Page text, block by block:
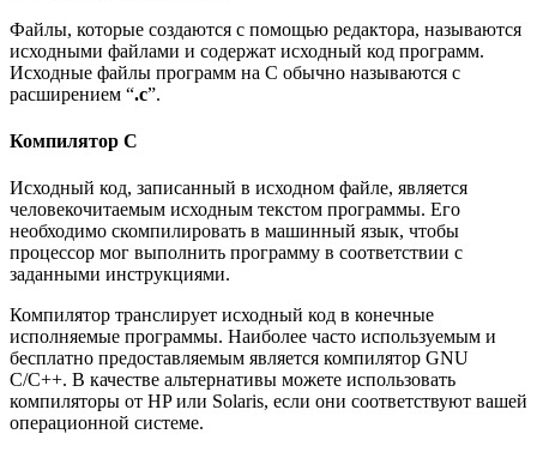
Файлы, которые создаются с помощью редактора, называются
исходными файлами и содержат исходный код программ.
Исходные файлы программ на C обычно называются с
расширением “.c”.
Компилятор C
Исходный код, записанный в исходном файле, является
человекочитаемым исходным текстом программы. Его
необходимо скомпилировать в машинный язык, чтобы
процессор мог выполнить программу в соответствии с
заданными инструкциями.
Компилятор транслирует исходный код в конечные
исполняемые программы. Наиболее часто используемым и
бесплатно предоставляемым является компилятор GNU
C/C++. В качестве альтернативы можете использовать
компиляторы от HP или Solaris, если они соответствуют вашей
операционной системе.